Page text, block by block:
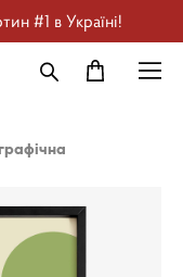
#1 в Україні!